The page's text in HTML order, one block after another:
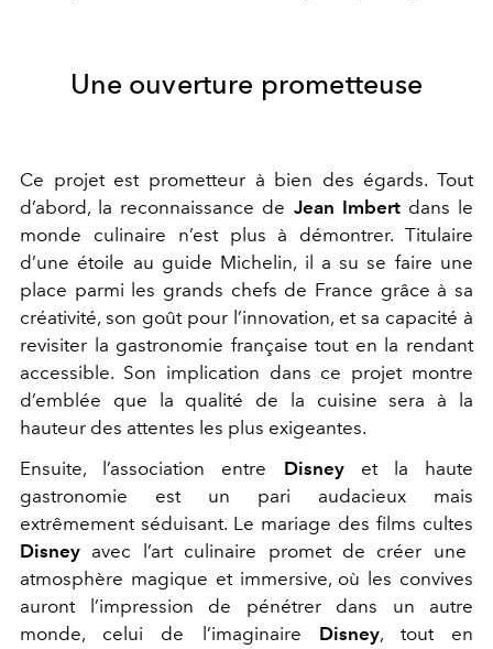
Une ouverture prometteuse
Ce projet est prometteur à bien des égards. Tout
d’abord, la reconnaissance de Jean Imbertdans le
monde culinaire n’est plus à démontrer. Titulaire
d’une étoile au guide Michelin, il a su se faire une
place parmi les grands chefs de France grâce à sa
créativité, son goût pour l’innovation, et sa capacité à
revisiter la gastronomie française tout en la rendant
accessible. Son implication dans ce projet montre
d’emblée que la qualité de la cuisine sera à la
hauteur des attentes les plus exigeantes.
Ensuite, l’association entre Disneyet la haute
gastronomie est un pari audacieux mais
extrêmement séduisant. Le mariage des films cultes
Disney avec l’art culinaire promet de créer une
atmosphère magique et immersive, où les convives
auront l’impression de pénétrer dans un autre
monde, celui de l’imaginaire Disney, tout en